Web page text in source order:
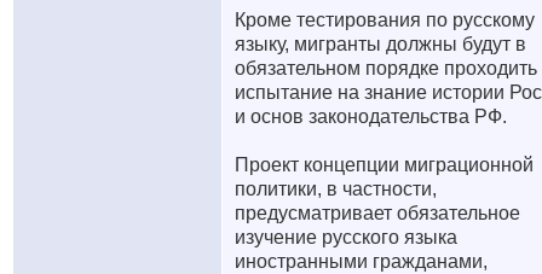
Кроме тестирования по русскому
языку, мигранты должны будут в
обязательном порядке проходить
испытание на знание истории
и основ законодательства РФ.
Проект концепции миграционной
политики, в частности,
предусматривает обязательное
изучение русского языка
иностранными гражданами,